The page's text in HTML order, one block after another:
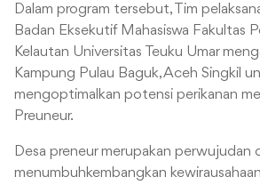
Dalam program tersebut, Tim
Badan Eksekutif Mahasiswa Fakultas
Kelautan Universitas Teuku Umar
Kampung Pulau Baguk, Aceh Singkil
mengoptimalkan potensi perikanan
Preuneur.
Desa preneur merupakan perwujudan
menumbuhkembangkan